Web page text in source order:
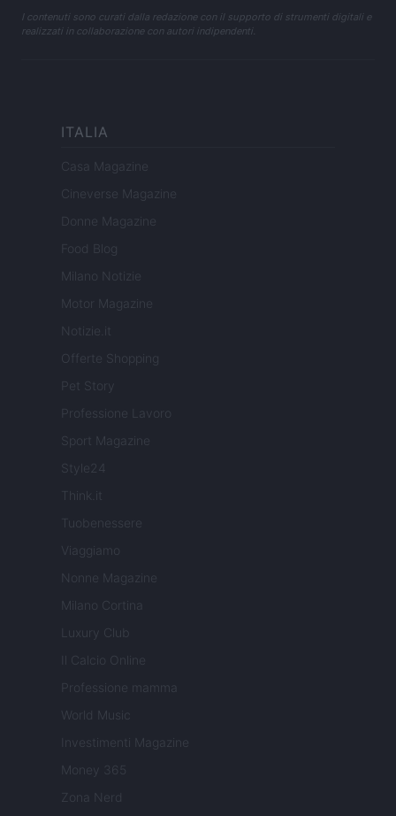
I contenuti sono curati dalla redazione con il supporto di strumenti digitali e
realizzati in collaborazione con autori indipendenti.
ITALIA
Casa Magazine
Cineverse Magazine
Donne Magazine
Food Blog
Milano Notizie
Motor Magazine
Notizie.it
Offerte Shopping
Pet Story
Professione Lavoro
Sport Magazine
Style24
Think.it
Tuobenessere
Viaggiamo
Nonne Magazine
Milano Cortina
Luxury Club
Il Calcio Online
Professione mamma
World Music
Investimenti Magazine
Money 365
Zona Nerd